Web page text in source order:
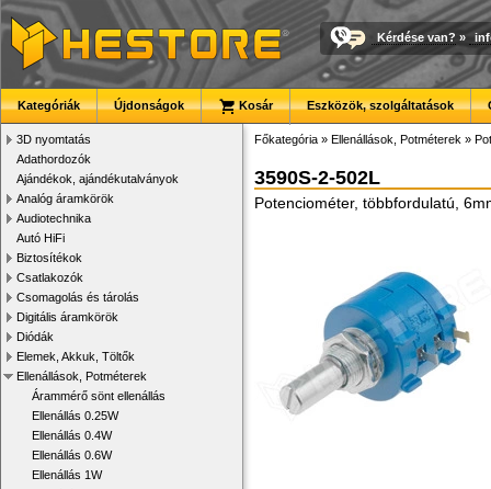
Kérdése van? »
Kategóriák Újdonságok Kosár Eszközök, szolgáltatások
3D nyomtatás
Adathordozók
Ajándékok, ajándékutalványok
Analóg áramkörök
Audiotechnika
Autó HiFi
Biztosítékok
Csatlakozók
Csomagolás és tárolás
Digitális áramkörök
Diódák
Elemek, Akkuk, Töltők
Ellenállások, Potméterek
Árammérő sönt ellenállás
Ellenállás 0.25W
Ellenállás 0.4W
Ellenállás 0.6W
Ellenállás 1W
Főkategória » Ellenállások, Potméterek »
3590S-2-502L
Potenciométer, többfordulatú,